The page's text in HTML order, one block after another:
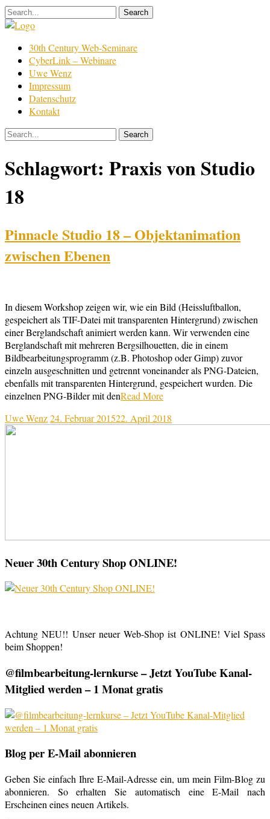
Skip
to
Film
Bearbeitung
30th Century Web-Seminare
CyberLink – Webinare
Uwe Wenz
Impressum
Datenschutz
Kontakt
Schlagwort: Praxis von Studio
18
Pinnacle Studio 18 – Objektanimation
zwischen Ebenen
In diesem Workshop zeigen wir, wie ein Bild (Heissluftballon,
gespeichert als TIF-Datei mit transparenten Hintergrund) zwischen
einer Berglandschaft animiert werden kann. Wir verwenden eine
Berglandschaft mit mehreren Bergsilhouetten, die in einem
Bildbearbeitungsprogramm (z.B. Photoshop oder Gimp) zuvor
einzeln ausgeschnitten und getrennt voneinander als PNG-Dateien,
ebenfalls mit transparenten Hintergrund, gespeichert wurden. Die
einzelnen PNG-Bilder mit denRead More
Uwe Wenz24. Februar 201522. April 2018
Neuer 30th Century Shop ONLINE!
Achtung NEU!! Unser neuer Web-Shop ist ONLINE! Viel Spass
beim Shoppen!
@filmbearbeitung-lernkurse – Jetzt YouTube Kanal-
Mitglied werden – 1 Monat gratis
Blog per E-Mail abonnieren
Geben Sie einfach Ihre E-Mail-Adresse ein, um mein Film-Blog zu
abonnieren. So erhalten Sie automatisch eine E-Mail nach
Erscheinen eines neuen Artikels.